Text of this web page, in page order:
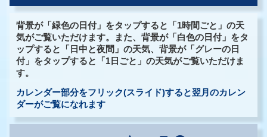
背景が「緑色の日付」をタップすると「1時間ごと」の天
気がご覧いただけます。また、背景が「白色の日付」をタ
ップすると「日中と夜間」の天気、背景が「グレーの日
付」をタップすると「1日ごと」の天気がご覧いただけま
す。
カレンダー部分をフリック(スライド)すると翌月のカレン
ダーがご覧になれます